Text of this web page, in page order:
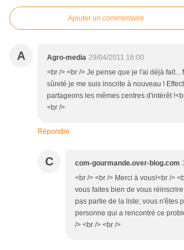
Ajouter un commentaire
A Agro-media 29/04/2011 16:00
<br /> <br /> Je pense que je l'ai déjà fait...
sûreté je me suis inscrite à nouveau !
partageons les mêmes centres d'intérêt
<br />
Répondre
C com-gourmande.over-blog.com
<br /> <br /> Merci à vous!<br />
vous faites bien de vous
pas partie de la liste; vous n'êtes
personne qui a rencontré ce
/> <br /> <br />